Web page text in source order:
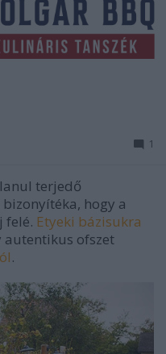
1
terjedő
hogy a
felé. Etyeki bázisukra
autentikus ofszet
.